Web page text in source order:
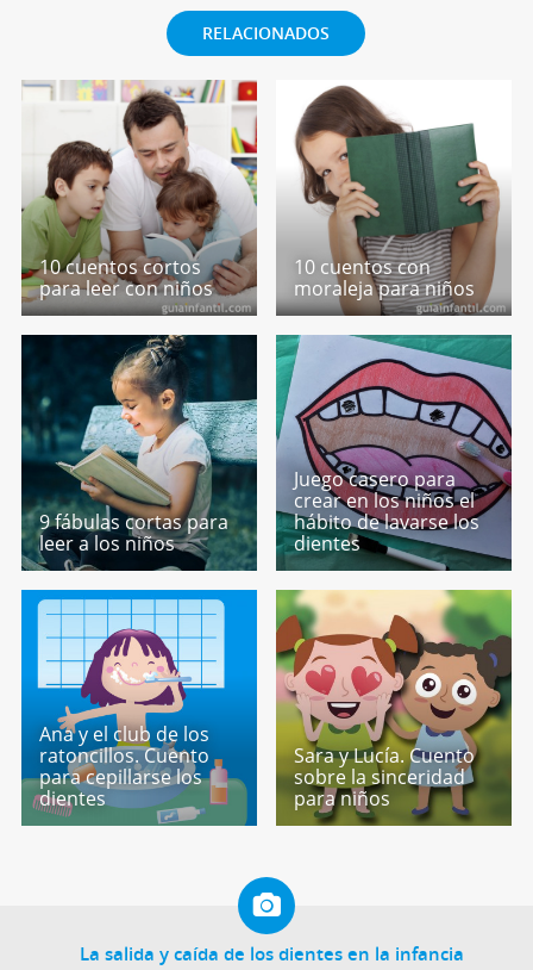
RELACIONADOS
10 cuentos cortos
para leer con niños
10 cuentos con
moraleja para niños
9 fábulas cortas para
leer a los niños
Juego casero para
crear en los niños el
hábito de lavarse los
dientes
Ana y el club de los
ratoncillos. Cuento
para cepillarse los
dientes
Sara y Lucía. Cuento
sobre la sinceridad
para niños
La salida y caída de los dientes en la infancia